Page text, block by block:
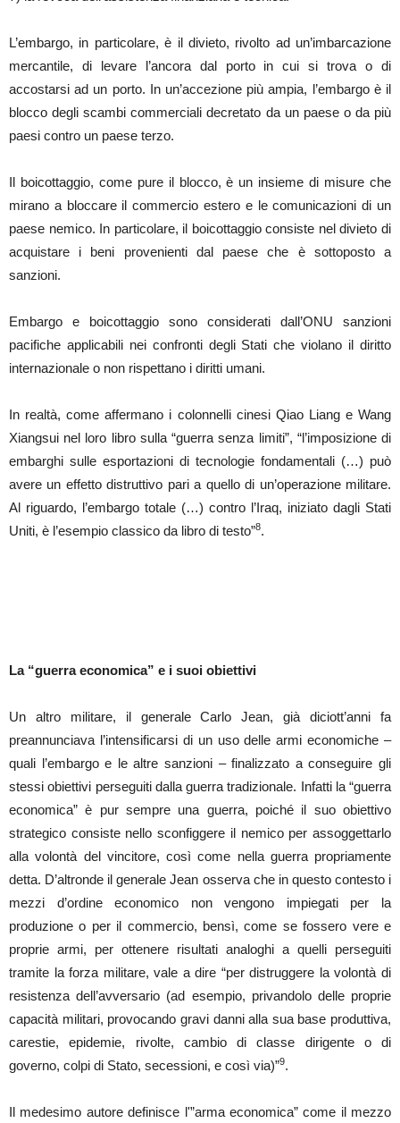
L’embargo, in particolare, è il divieto, rivolto ad un’imbarcazione
mercantile, di levare l’ancora dal porto in cui si trova o di
accostarsi ad un porto. In un’accezione più ampia, l’embargo è il
blocco degli scambi commerciali decretato da un paese o da più
paesi contro un paese terzo.
Il boicottaggio, come pure il blocco, è un insieme di misure che
mirano a bloccare il commercio estero e le comunicazioni di un
paese nemico. In particolare, il boicottaggio consiste nel divieto di
acquistare i beni provenienti dal paese che è sottoposto a
sanzioni.
Embargo e boicottaggio sono considerati dall’ONU sanzioni
pacifiche applicabili nei confronti degli Stati che violano il diritto
internazionale o non rispettano i diritti umani.
In realtà, come affermano i colonnelli cinesi Qiao Liang e Wang
Xiangsui nel loro libro sulla “guerra senza limiti”, “l’imposizione di
embarghi sulle esportazioni di tecnologie fondamentali (…) può
avere un effetto distruttivo pari a quello di un’operazione militare.
Al riguardo, l’embargo totale (…) contro l’Iraq, iniziato dagli Stati
Uniti, è l’esempio classico da libro di testo”8.
La “guerra economica” e i suoi obiettivi
Un altro militare, il generale Carlo Jean, già diciott’anni fa
preannunciava l’intensificarsi di un uso delle armi economiche –
quali l’embargo e le altre sanzioni – finalizzato a conseguire gli
stessi obiettivi perseguiti dalla guerra tradizionale. Infatti la “guerra
economica” è pur sempre una guerra, poiché il suo obiettivo
strategico consiste nello sconfiggere il nemico per assoggettarlo
alla volontà del vincitore, così come nella guerra propriamente
detta. D’altronde il generale Jean osserva che in questo contesto i
mezzi d’ordine economico non vengono impiegati per la
produzione o per il commercio, bensì, come se fossero vere e
proprie armi, per ottenere risultati analoghi a quelli perseguiti
tramite la forza militare, vale a dire “per distruggere la volontà di
resistenza dell’avversario (ad esempio, privandolo delle proprie
capacità militari, provocando gravi danni alla sua base produttiva,
carestie, epidemie, rivolte, cambio di classe dirigente o di
governo, colpi di Stato, secessioni, e così via)”9.
Il medesimo autore definisce l'”arma economica” come il mezzo